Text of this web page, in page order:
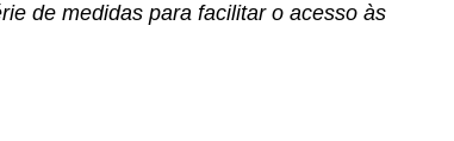
de medidas para facilitar o acesso às